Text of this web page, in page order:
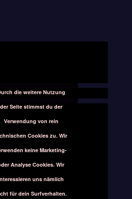
die weitere Nutzung
der Seite stimmst du der
Verwendung von rein
Cookies zu. Wir
keine Marketing-
Analyse Cookies. Wir
uns nämlich
für dein Surfverhalten.